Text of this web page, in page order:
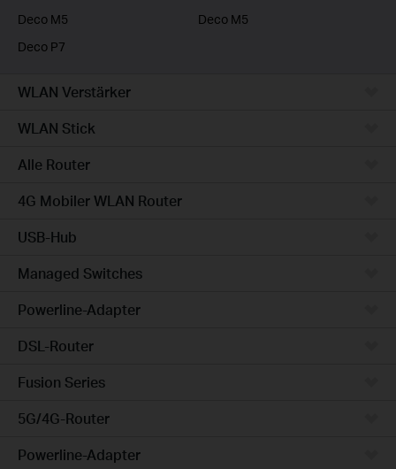
Deco M5
Deco M5
Deco P7
WLAN Verstärker
WLAN Stick
Alle Router
4G Mobiler WLAN Router
USB-Hub
Managed Switches
Powerline-Adapter
DSL-Router
Fusion Series
5G/4G-Router
Powerline-Adapter